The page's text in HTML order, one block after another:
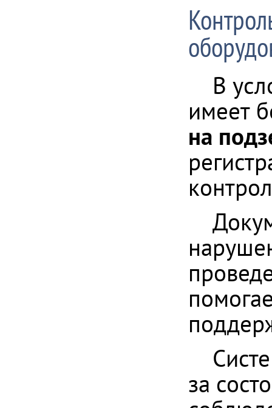
В
имеет
на
за